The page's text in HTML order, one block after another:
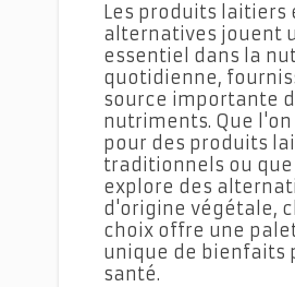
Les produits laitiers
alternatives jouent
essentiel dans la
quotidienne,
source importante
nutriments. Que
pour des produits
traditionnels ou que
explore des
d'origine végétale,
choix offre une
unique de bienfaits
santé.